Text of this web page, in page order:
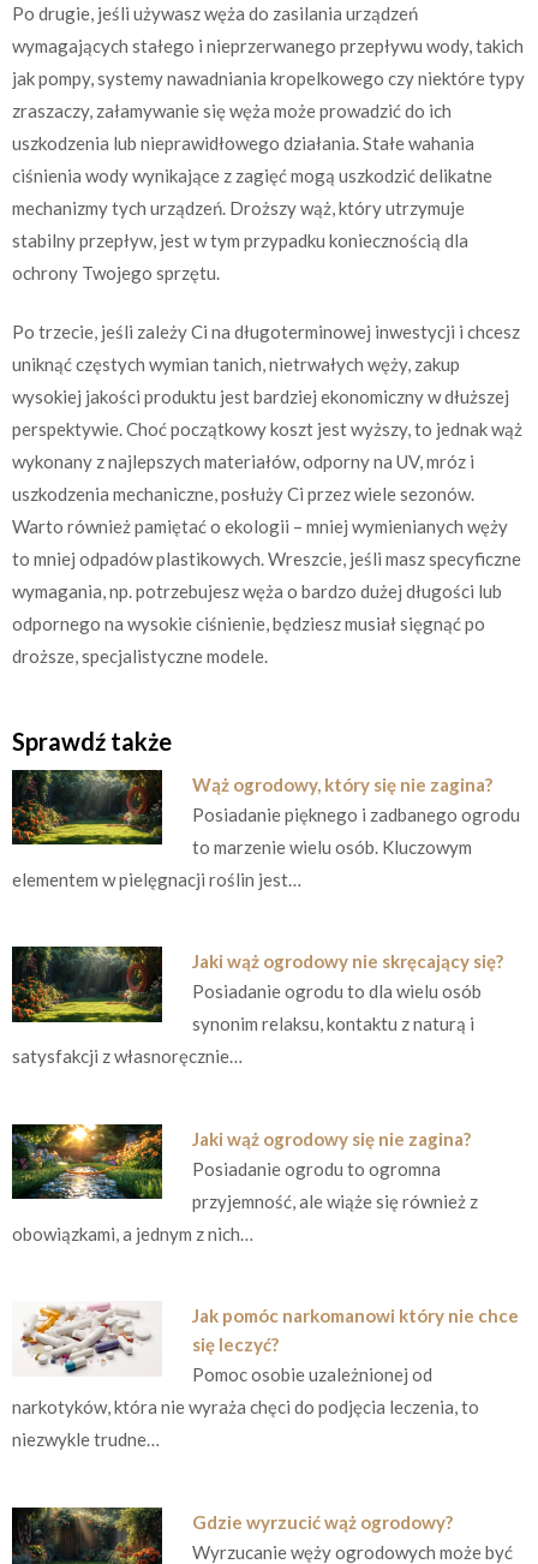
Po drugie, jeśli używasz węża do zasilania urządzeń
wymagających stałego i nieprzerwanego przepływu wody, takich
jak pompy, systemy nawadniania kropelkowego czy niektóre typy
zraszaczy, załamywanie się węża może prowadzić do ich
uszkodzenia lub nieprawidłowego działania. Stałe wahania
ciśnienia wody wynikające z zagięć mogą uszkodzić delikatne
mechanizmy tych urządzeń. Droższy wąż, który utrzymuje
stabilny przepływ, jest w tym przypadku koniecznością dla
ochrony Twojego sprzętu.
Po trzecie, jeśli zależy Ci na długoterminowej inwestycji i chcesz
uniknąć częstych wymian tanich, nietrwałych węży, zakup
wysokiej jakości produktu jest bardziej ekonomiczny w dłuższej
perspektywie. Choć początkowy koszt jest wyższy, to jednak wąż
wykonany z najlepszych materiałów, odporny na UV, mróz i
uszkodzenia mechaniczne, posłuży Ci przez wiele sezonów.
Warto również pamiętać o ekologii – mniej wymienianych węży
to mniej odpadów plastikowych. Wreszcie, jeśli masz specyficzne
wymagania, np. potrzebujesz węża o bardzo dużej długości lub
odpornego na wysokie ciśnienie, będziesz musiał sięgnąć po
droższe, specjalistyczne modele.
Sprawdź także
Wąż ogrodowy, który się nie zagina?
Posiadanie pięknego i zadbanego ogrodu
to marzenie wielu osób. Kluczowym
elementem w pielęgnacji roślin jest…
Jaki wąż ogrodowy nie skręcający się?
Posiadanie ogrodu to dla wielu osób
synonim relaksu, kontaktu z naturą i
satysfakcji z własnoręcznie…
Jaki wąż ogrodowy się nie zagina?
Posiadanie ogrodu to ogromna
przyjemność, ale wiąże się również z
obowiązkami, a jednym z nich…
Jak pomóc narkomanowi który nie chce
się leczyć?
Pomoc osobie uzależnionej od
narkotyków, która nie wyraża chęci do podjęcia leczenia, to
niezwykle trudne…
Gdzie wyrzucić wąż ogrodowy?
Wyrzucanie węży ogrodowych może być